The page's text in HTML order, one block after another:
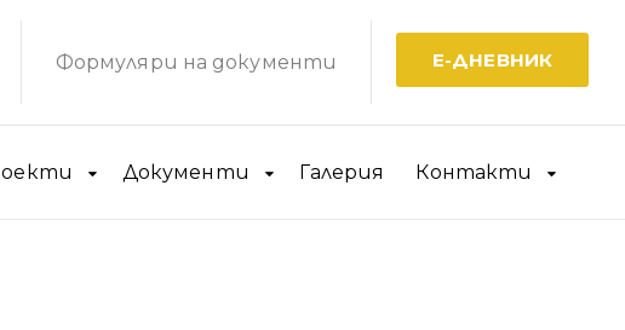
Формуляри на документи Е-ДНЕВНИК
Документи Галерия Контакти